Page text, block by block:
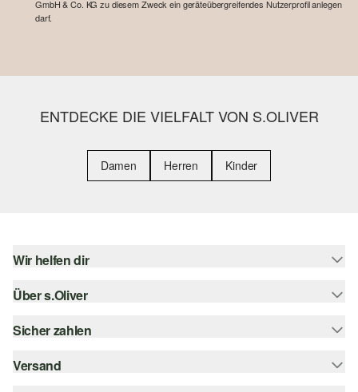
GmbH & Co. KG zu diesem Zweck ein geräteübergreifendes Nutzerprofil anlegen
darf.
ENTDECKE DIE VIELFALT VON S.OLIVER
Damen Herren Kinder
Wir helfen dir
Hilfe & FAQ
Größenberatung
Über s.Oliver
Newsletter
s.Oliver Card
Sicher zahlen
Rechnung
Versand